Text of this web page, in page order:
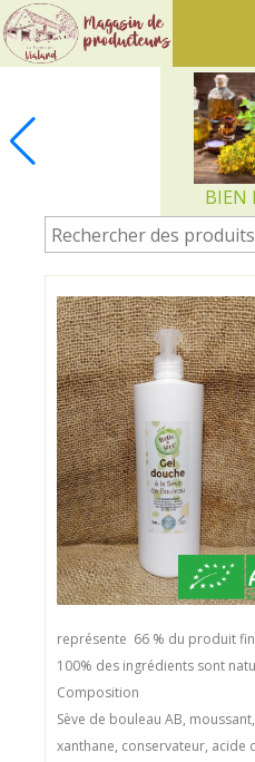
de
Vialard
BIEN
représente 66 % du produit
100% des ingrédients sont
Composition
Sève de bouleau AB,
xanthane, conservateur, acide